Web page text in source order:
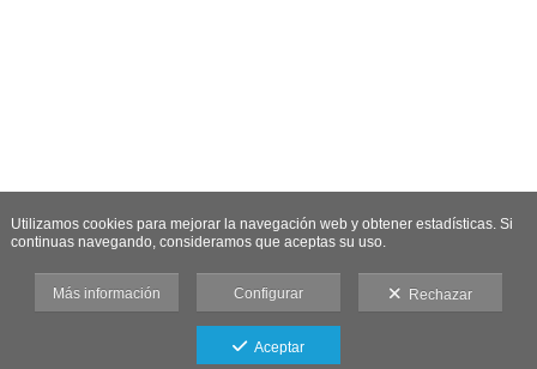
Utilizamos cookies para mejorar la navegación web y obtener estadísticas. Si
continuas navegando, consideramos que aceptas su uso.
Más información Configurar Rechazar
Aceptar